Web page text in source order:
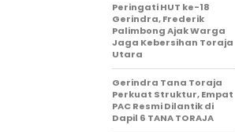
Peringati HUT ke-18
Gerindra, Frederik
Palimbong Ajak Warga
Jaga Kebersihan Toraja
Utara
Gerindra Tana Toraja
Perkuat Struktur, Empat
PAC Resmi Dilantik di
Dapil 6 TANA TORAJA